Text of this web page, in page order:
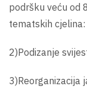
podršku veću od
tematskih cjelina:
2)Podizanje
3)Reorganizacija